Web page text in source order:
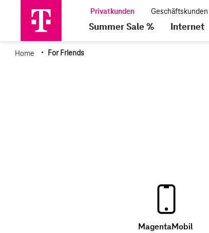
Summer Sale % Internet
Home · For Friends
MagentaMobil